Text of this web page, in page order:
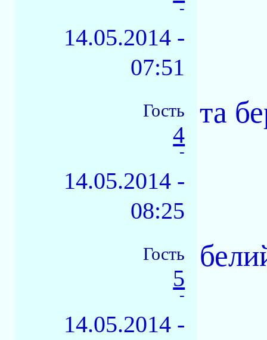
-
14.05.2014 -
07:51
Гость
4
-
14.05.2014 -
08:25
та
Гость
5
-
14.05.2014 -